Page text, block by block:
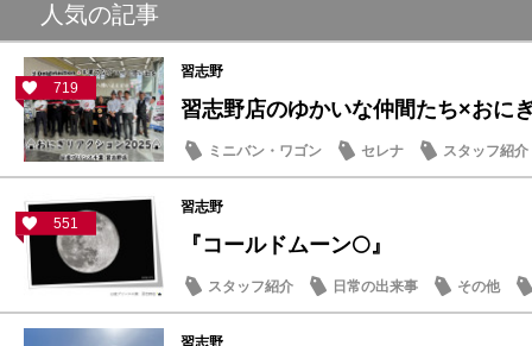
人気の記事
719
習志野
習志野店のゆかいな仲間たち×おに
ミニバン・ワゴン セレナ スタッフ紹介
551
習志野
『コールドムーン🌕』
スタッフ紹介 日常の出来事 その他
習志野